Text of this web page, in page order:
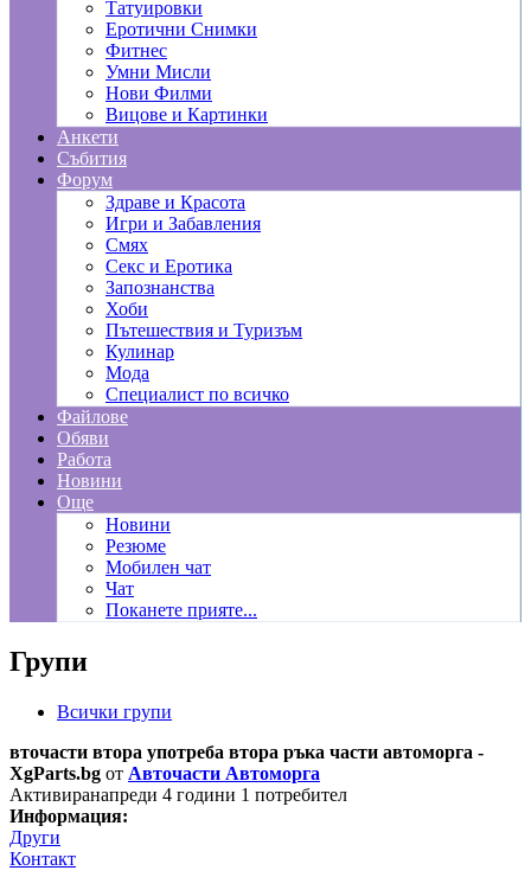
Татуировки
Еротични Снимки
Фитнес
Умни Мисли
Нови Филми
Вицове и Картинки
Анкети
Събития
Форум
Здраве и Красота
Игри и Забавления
Смях
Секс и Еротика
Запознанства
Хоби
Пътешествия и Туризъм
Кулинар
Мода
Специалист по всичко
Файлове
Обяви
Работа
Новини
Още
Новини
Резюме
Мобилен чат
Чат
Поканете прияте...
Групи
Всички групи
вточасти втора употреба втора ръка части автоморга -
XgParts.bg от Авточасти Автоморга
Активиранапреди 4 години 1 потребител
Информация:
Други
Контакт